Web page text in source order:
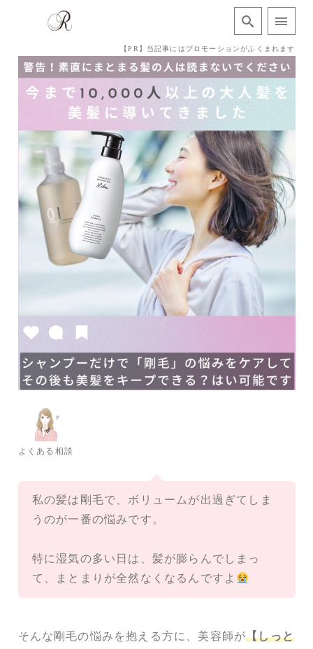
【PR】当記事にはプロモーションがふくまれます
よくある相談
私の髪は剛毛で、ボリュームが出過ぎてしま
うのが一番の悩みです。
特に湿気の多い日は、髪が膨らんでしまっ
て、まとまりが全然なくなるんですよ
そんな剛毛の悩みを抱える方に、美容師が【しっと